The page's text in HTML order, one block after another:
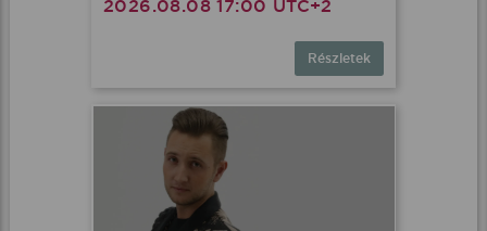
2026.08.08 17:00 UTC+2
Részletek